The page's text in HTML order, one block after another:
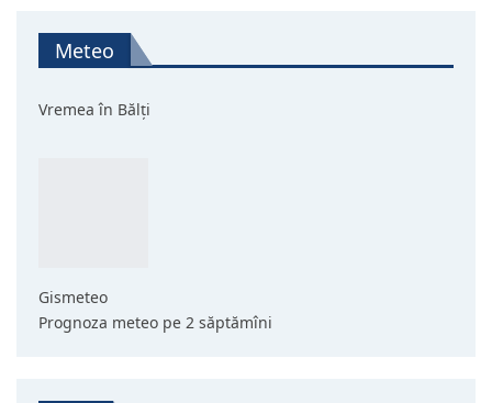
Meteo
Vremea în Bălți
Gismeteo
Prognoza meteo pe 2 săptămîni